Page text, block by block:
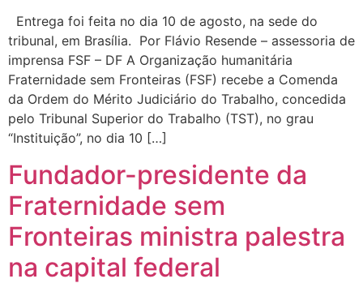
Entrega foi feita no dia 10 de agosto, na sede do
tribunal, em Brasília. Por Flávio Resende – assessoria de
imprensa FSF – DF A Organização humanitária
Fraternidade sem Fronteiras (FSF) recebe a Comenda
da Ordem do Mérito Judiciário do Trabalho, concedida
pelo Tribunal Superior do Trabalho (TST), no grau
“Instituição”, no dia 10 […]
Fundador-presidente da
Fraternidade sem
Fronteiras ministra palestra
na capital federal